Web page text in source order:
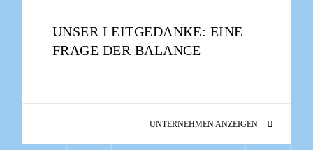
UNSER LEITGEDANKE: EINE
FRAGE DER BALANCE
UNTERNEHMEN ANZEIGEN